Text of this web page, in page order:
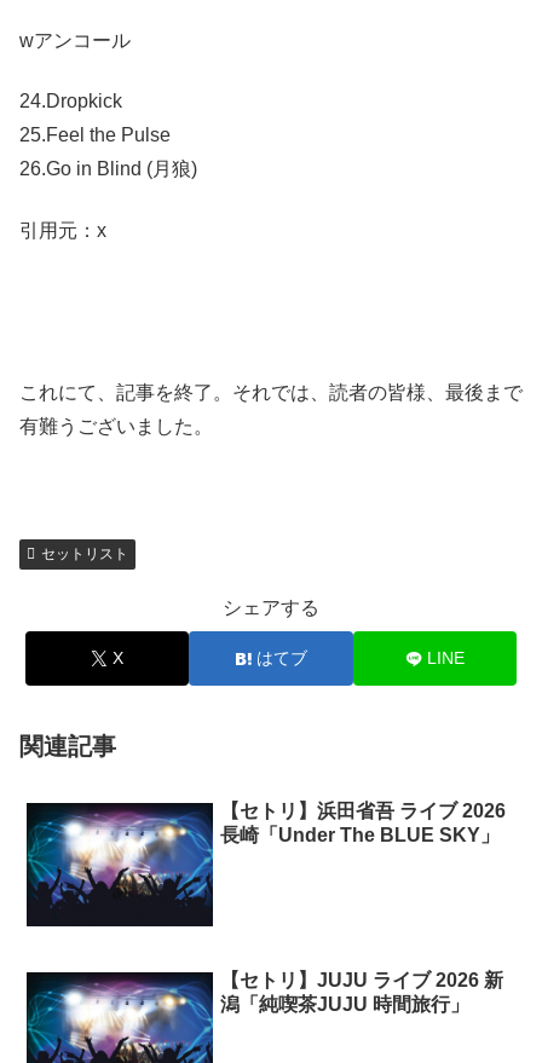
wアンコール
24.Dropkick
25.Feel the Pulse
26.Go in Blind (月狼)
引用元：x
これにて、記事を終了。それでは、読者の皆様、最後まで
有難うございました。
セットリスト
シェアする
X はてブ LINE
関連記事
【セトリ】浜田省吾 ライブ 2026
長崎「Under The BLUE SKY」
【セトリ】JUJU ライブ 2026 新
潟「純喫茶JUJU 時間旅行」